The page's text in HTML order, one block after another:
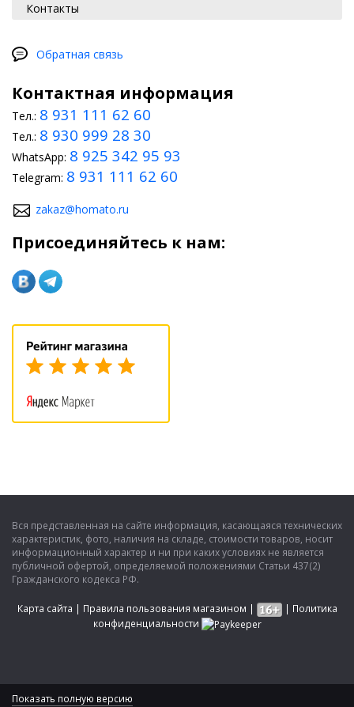
Контакты
Обратная связь
Контактная информация
Тел.: 8 931 111 62 60
Тел.: 8 930 999 28 30
WhatsApp: 8 925 342 95 93
Telegram: 8 931 111 62 60
zakaz@homato.ru
Присоединяйтесь к нам:
Вся представленная на сайте информация, касающаяся технических
характеристик, фото, наличия на складе, стоимости товаров, носит
информационный характер и ни при каких условиях не является
публичной офертой, определяемой положениями Статьи 437(2)
Гражданского кодекса РФ.
Карта сайта | Правила пользования магазином | | Политика
конфиденциальности
Показать полную версию